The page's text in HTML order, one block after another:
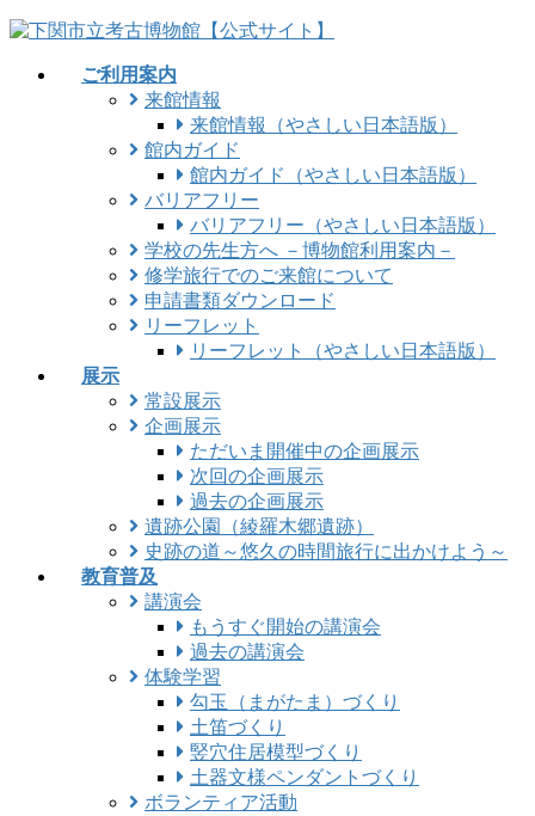
コ
ナ
ご利用案内
来館情報
来館情報（やさしい日本語版）
館内ガイド
館内ガイド（やさしい日本語版）
バリアフリー
バリアフリー（やさしい日本語版）
学校の先生方へ －博物館利用案内－
修学旅行でのご来館について
申請書類ダウンロード
リーフレット
リーフレット（やさしい日本語版）
展示
常設展示
企画展示
ただいま開催中の企画展示
次回の企画展示
過去の企画展示
遺跡公園（綾羅木郷遺跡）
史跡の道～悠久の時間旅行に出かけよう～
教育普及
講演会
もうすぐ開始の講演会
過去の講演会
体験学習
勾玉（まがたま）づくり
土笛づくり
竪穴住居模型づくり
土器文様ペンダントづくり
ボランティア活動